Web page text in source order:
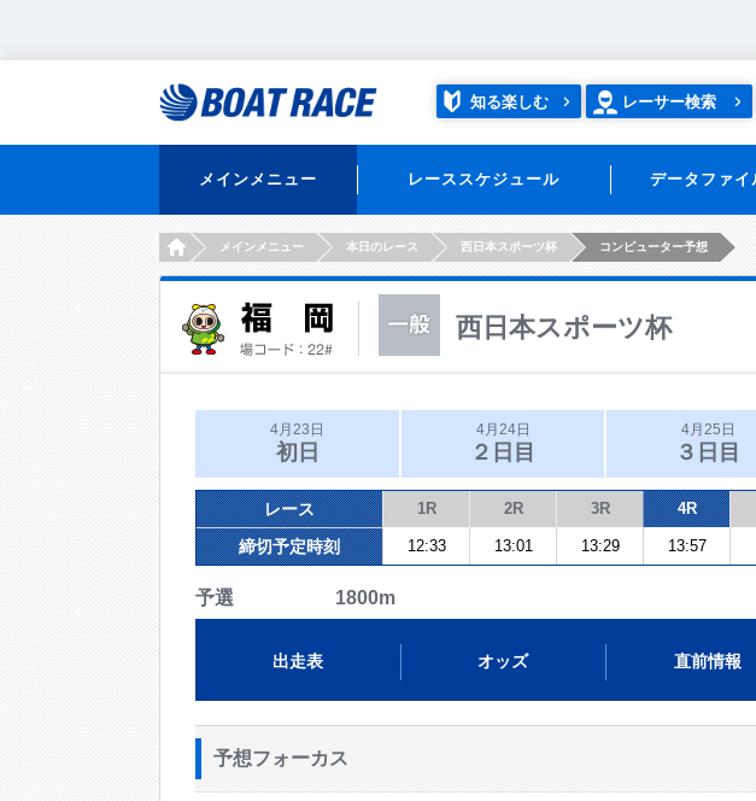
知る楽しむ レーサー検索
メインメニュー レーススケジュール データファイ
HOMEメインメニュー 本日のレース 西日本スポーツ杯 コンピューター予想
西日本スポーツ杯
4月23日
初日
4月24日
２日目
4月25日
３日目
レース 1R 2R 3R 4R
締切予定時刻 12:33 13:01 13:29 13:57
予選 1800m
出走表 オッズ 直前情報
予想フォーカス